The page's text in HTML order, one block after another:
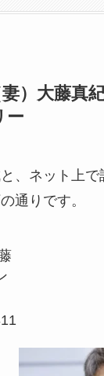
）大藤真
ー
、ネット上で
通りです。